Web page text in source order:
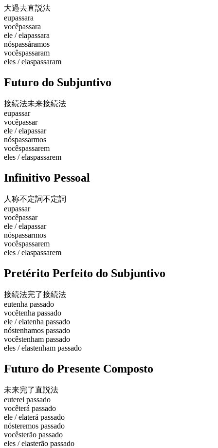
大過去直説法
eupassara
vocêpassara
ele / elapassara
nóspassáramos
vocêspassaram
eles / elaspassaram
Futuro do Subjuntivo
接続法未来接続法
eupassar
vocêpassar
ele / elapassar
nóspassarmos
vocêspassarem
eles / elaspassarem
Infinitivo Pessoal
人称不定詞不定詞
eupassar
vocêpassar
ele / elapassar
nóspassarmos
vocêspassarem
eles / elaspassarem
Pretérito Perfeito do Subjuntivo
接続法完了接続法
eutenha passado
vocêtenha passado
ele / elatenha passado
nóstenhamos passado
vocêstenham passado
eles / elastenham passado
Futuro do Presente Composto
未来完了直説法
euterei passado
vocêterá passado
ele / elaterá passado
nósteremos passado
vocêsterão passado
eles / elasterão passado